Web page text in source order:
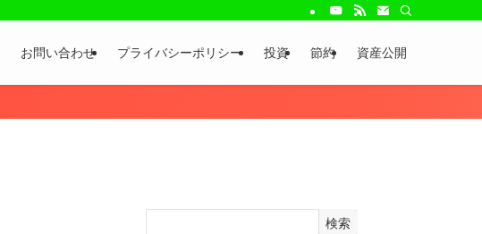
お問い合わせ プライバシーポリシー 投資 節約 資産公開
検索